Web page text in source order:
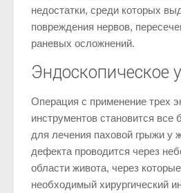
недостатки, среди которых
повреждения нервов,
раневых осложнений.
Эндоскопическое
Операция с применение трех
инструментов становится все
для лечения паховой грыжи у
дефекта проводится через
области живота, через
необходимый хирургический